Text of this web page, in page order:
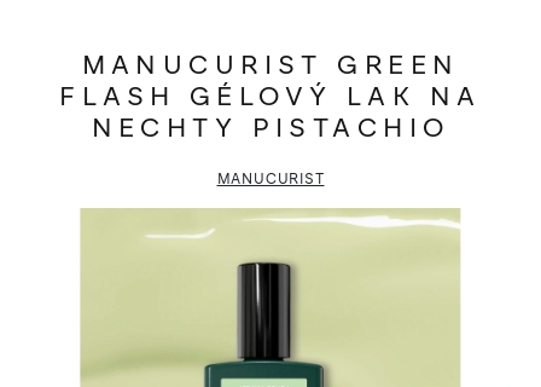
MANUCURIST GREEN
FLASH GÉLOVÝ LAK NA
NECHTY PISTACHIO
MANUCURIST